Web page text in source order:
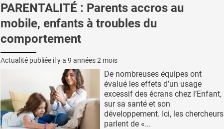
PARENTALITÉ : Parents accros au
mobile, enfants à troubles du
comportement
Actualité publiée il y a 9 années 2 mois
De nombreuses équipes ont
évalué les effets d’un usage
excessif des écrans chez l’Enfant,
sur sa santé et son
développement. Ici, les chercheurs
parlent de «...